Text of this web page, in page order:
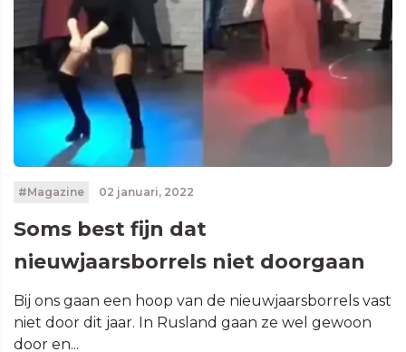
#Magazine 02 januari, 2022
Soms best fijn dat
nieuwjaarsborrels niet doorgaan
Bij ons gaan een hoop van de nieuwjaarsborrels vast
niet door dit jaar. In Rusland gaan ze wel gewoon
door en...